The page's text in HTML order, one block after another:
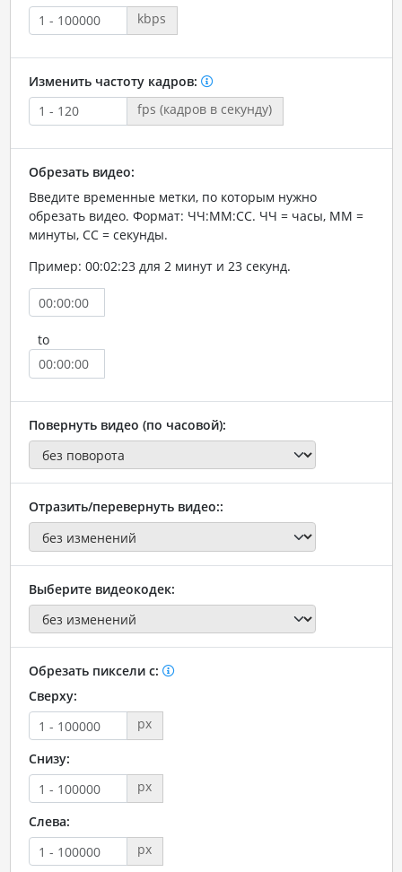
kbps
Изменить частоту кадров:
fps (кадров в секунду)
Обрезать видео:
Введите временные метки, по которым нужно
обрезать видео. Формат: ЧЧ:ММ:СС. ЧЧ = часы, ММ =
минуты, СС = секунды.
Пример: 00:02:23 для 2 минут и 23 секунд.
to
Повернуть видео (по часовой):
Отразить/перевернуть видео::
Выберите видеокодек:
Обрезать пиксели с:
Сверху:
px
Снизу:
px
Слева:
px